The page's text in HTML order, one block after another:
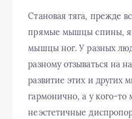
Становая тяга, прежде
прямые мышцы спины,
мышцы ног. У разных
разному отзываться на
развитие этих и других
гармонично, а у кого-то
неэстетичные